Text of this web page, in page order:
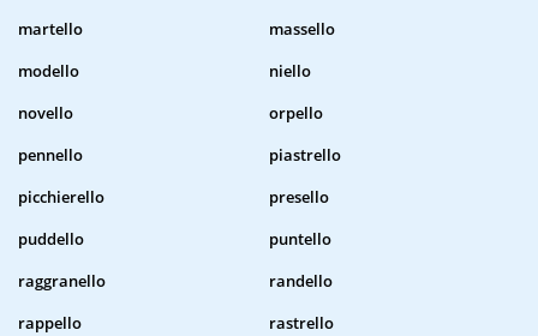
martello
massello
modello
niello
novello
orpello
pennello
piastrello
picchierello
presello
puddello
puntello
raggranello
randello
rappello
rastrello